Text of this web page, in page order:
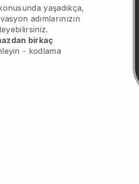
yaşadıkça,
adımlarınızın
birkaç
- kodlama